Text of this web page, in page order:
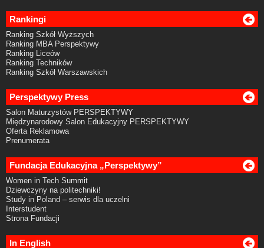
Rankingi
Ranking Szkół Wyższych
Ranking MBA Perspektywy
Ranking Liceów
Ranking Techników
Ranking Szkół Warszawskich
Perspektywy Press
Salon Maturzystów PERSPEKTYWY
Międzynarodowy Salon Edukacyjny PERSPEKTYWY
Oferta Reklamowa
Prenumerata
Fundacja Edukacyjna „Perspektywy”
Women in Tech Summit
Dziewczyny na politechniki!
Study in Poland – serwis dla uczelni
Interstudent
Strona Fundacji
In English